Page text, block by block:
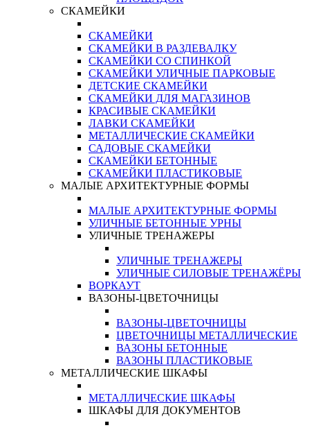
СКАМЕЙКИ
СКАМЕЙКИ
СКАМЕЙКИ В РАЗДЕВАЛКУ
СКАМЕЙКИ СО СПИНКОЙ
СКАМЕЙКИ УЛИЧНЫЕ ПАРКОВЫЕ
ДЕТСКИЕ СКАМЕЙКИ
СКАМЕЙКИ ДЛЯ МАГАЗИНОВ
КРАСИВЫЕ СКАМЕЙКИ
ЛАВКИ СКАМЕЙКИ
МЕТАЛЛИЧЕСКИЕ СКАМЕЙКИ
САДОВЫЕ СКАМЕЙКИ
СКАМЕЙКИ БЕТОННЫЕ
СКАМЕЙКИ ПЛАСТИКОВЫЕ
МАЛЫЕ АРХИТЕКТУРНЫЕ ФОРМЫ
МАЛЫЕ АРХИТЕКТУРНЫЕ ФОРМЫ
УЛИЧНЫЕ БЕТОННЫЕ УРНЫ
УЛИЧНЫЕ ТРЕНАЖЕРЫ
УЛИЧНЫЕ ТРЕНАЖЕРЫ
УЛИЧНЫЕ СИЛОВЫЕ ТРЕНАЖЁРЫ
ВОРКАУТ
ВАЗОНЫ-ЦВЕТОЧНИЦЫ
ВАЗОНЫ-ЦВЕТОЧНИЦЫ
ЦВЕТОЧНИЦЫ МЕТАЛЛИЧЕСКИЕ
ВАЗОНЫ БЕТОННЫЕ
ВАЗОНЫ ПЛАСТИКОВЫЕ
МЕТАЛЛИЧЕСКИЕ ШКАФЫ
МЕТАЛЛИЧЕСКИЕ ШКАФЫ
ШКАФЫ ДЛЯ ДОКУМЕНТОВ